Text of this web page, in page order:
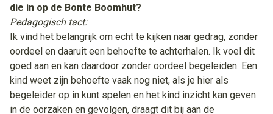
die in op de Bonte Boomhut?
Pedagogisch tact:
Ik vind het belangrijk om echt te kijken naar gedrag, zonder
oordeel en daaruit een behoefte te achterhalen. Ik voel dit
goed aan en kan daardoor zonder oordeel begeleiden. Een
kind weet zijn behoefte vaak nog niet, als je hier als
begeleider op in kunt spelen en het kind inzicht kan geven
in de oorzaken en gevolgen, draagt dit bij aan de